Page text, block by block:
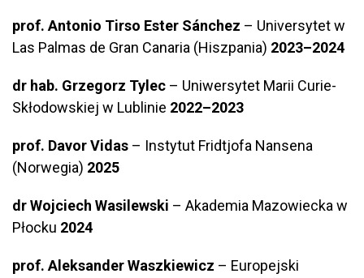
prof. Antonio Tirso Ester Sánchez – Universytet w
Las Palmas de Gran Canaria (Hiszpania) 2023–2024
dr hab. Grzegorz Tylec – Uniwersytet Marii Curie-
Skłodowskiej w Lublinie 2022–2023
prof. Davor Vidas – Instytut Fridtjofa Nansena
(Norwegia) 2025
dr Wojciech Wasilewski – Akademia Mazowiecka w
Płocku 2024
prof. Aleksander Waszkiewicz – Europejski